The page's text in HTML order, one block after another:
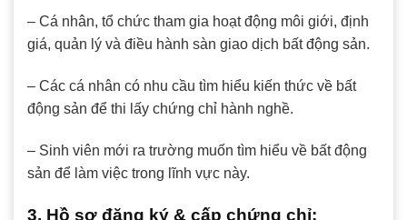
– Cá nhân, tổ chức tham gia hoạt động môi giới, định
giá, quản lý và điều hành sàn giao dịch bất động sản.
– Các cá nhân có nhu cầu tìm hiểu kiến thức về bất
động sản để thi lấy chứng chỉ hành nghề.
– Sinh viên mới ra trường muốn tìm hiểu về bất động
sản để làm việc trong lĩnh vực này.
3. Hồ sơ đăng ký & cấp chứng chỉ: